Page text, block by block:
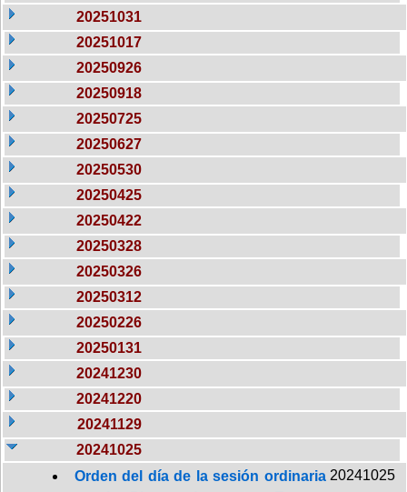
20251031
20251017
20250926
20250918
20250725
20250627
20250530
20250425
20250422
20250328
20250326
20250312
20250226
20250131
20241230
20241220
20241129
20241025
Orden del día de la sesión ordinaria 20241025